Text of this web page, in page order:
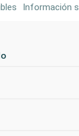
Información